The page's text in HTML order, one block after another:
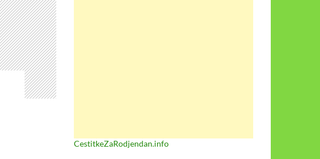
CestitkeZaRodjendan.info